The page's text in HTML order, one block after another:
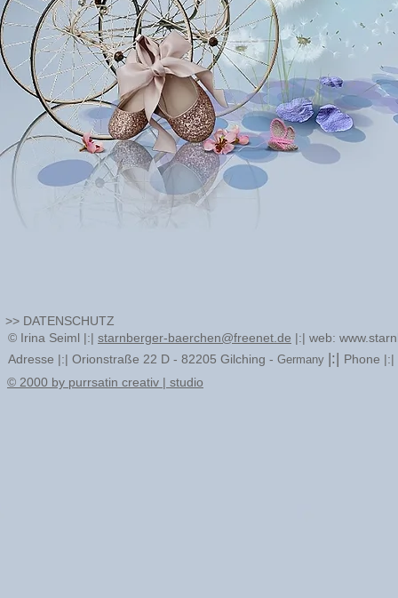
>> DATENSCHUTZ
© Irina Seiml |:| starnberger-baerchen@freenet.de |:| web:
Adresse |:| Orionstraße 22 D - 82205 Gilching - Germany |:| Phone
© 2000 by purrsatin creativ | studio